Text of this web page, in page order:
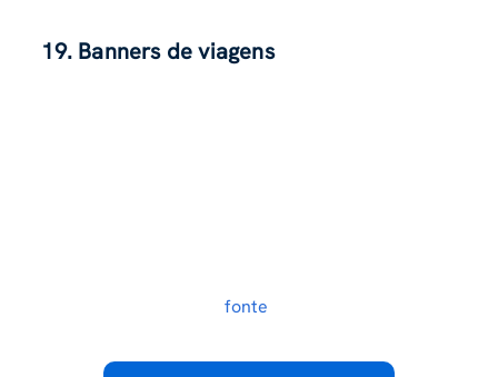
19. Banners de viagens
fonte